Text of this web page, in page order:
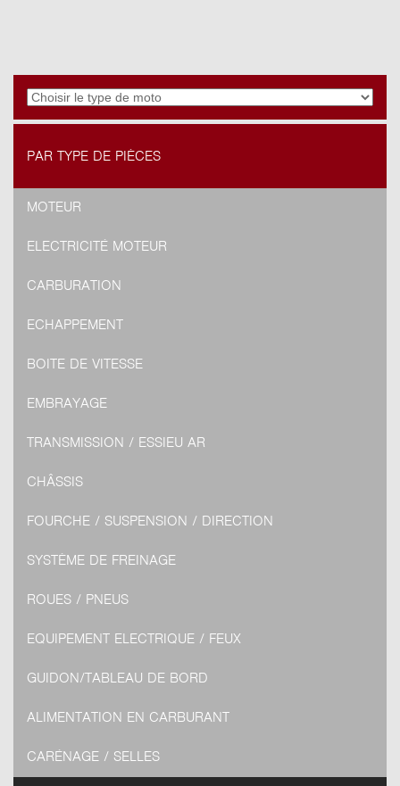
PAR TYPE DE PIÈCES
MOTEUR
ELECTRICITÉ MOTEUR
CARBURATION
ECHAPPEMENT
BOITE DE VITESSE
EMBRAYAGE
TRANSMISSION / ESSIEU AR
CHÂSSIS
FOURCHE / SUSPENSION / DIRECTION
SYSTÈME DE FREINAGE
ROUES / PNEUS
EQUIPEMENT ELECTRIQUE / FEUX
GUIDON/TABLEAU DE BORD
ALIMENTATION EN CARBURANT
CARÉNAGE / SELLES